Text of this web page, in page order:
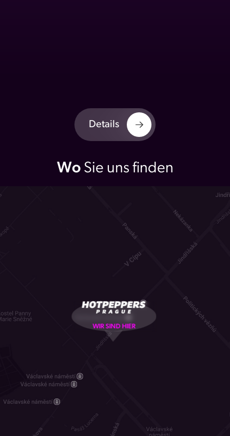
Details
WoSie uns finden
WIR SIND HIER